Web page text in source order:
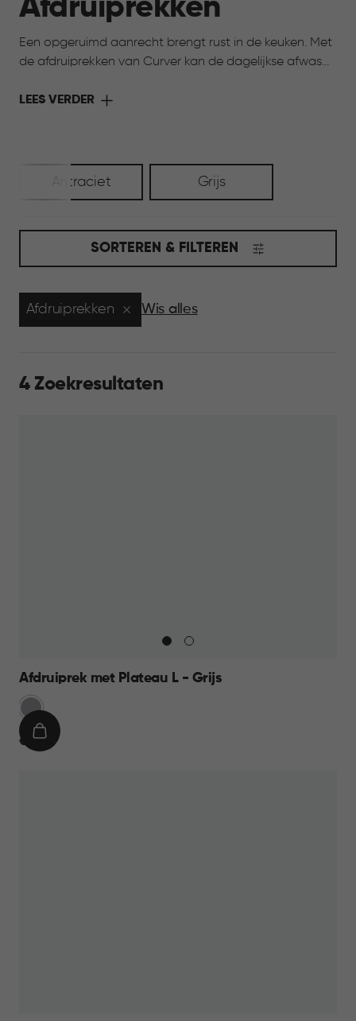
Afdruiprekken
Een opgeruimd aanrecht brengt rust in de keuken. Met
de afdruiprekken van Curver kan de dagelijkse afwas
Servies, glazen en bestek krijgen een vaste plek, zodat
LEES VERDER
Antraciet Grijs
SORTEREN & FILTEREN
Afdruiprekken Wis alles
4 Zoekresultaten
Afdruiprek met Plateau L - Grijs
Licht
Grijs
€
€ 17,95
IN